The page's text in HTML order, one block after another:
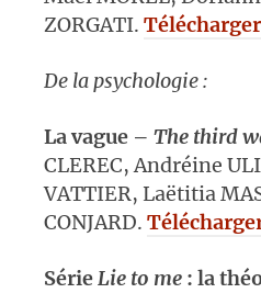
ZORGATI.
De la psychologie :
La vague – The third
CLEREC, Andréine
VATTIER, Laëtitia
CONJARD.
SérieLie to me : la